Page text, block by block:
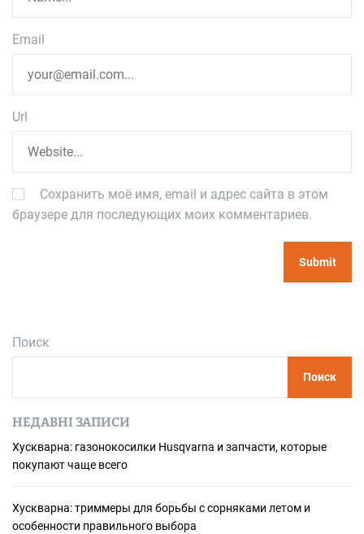
Email
Url
Сохранить моё имя, email и адрес сайта в этом
браузере для последующих моих комментариев.
Поиск
Поиск
НЕДАВНІ ЗАПИСИ
Хускварна: газонокосилки Husqvarna и запчасти, которые
покупают чаще всего
Хускварна: триммеры для борьбы с сорняками летом и
особенности правильного выбора